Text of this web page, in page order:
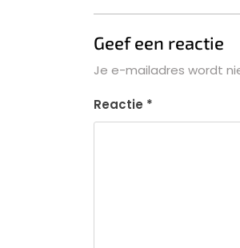
Geef een reactie
Je e-mailadres wordt
Reactie *